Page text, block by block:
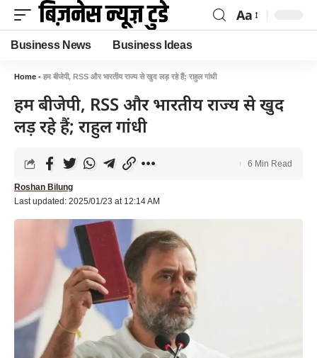
Aa
Business News Business Ideas
Home - हम बीजेपी, RSS और भारतीय राज्य से खुद लड़ रहे हैं; राहुल गांधी
हम बीजेपी, RSS और भारतीय राज्य से खुद
लड़ रहे हैं; राहुल गांधी
Last updated: 2025/01/23 at 12:14 AM
Roshan Bilung
6 Min Read